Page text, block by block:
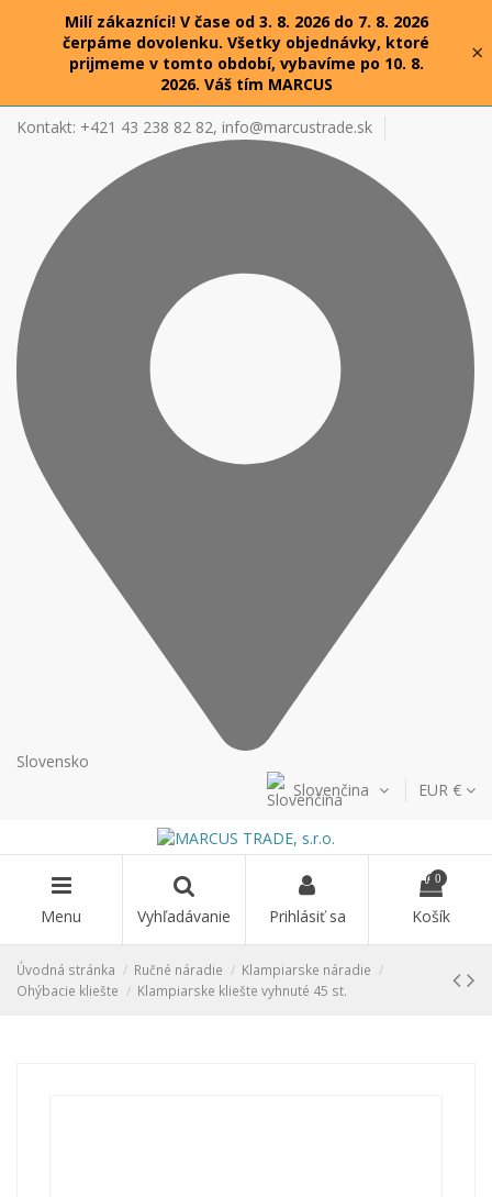
Milí zákazníci! V čase od 3. 8. 2026 do 7. 8. 2026
čerpáme dovolenku. Všetky objednávky, ktoré
prijmeme v tomto období, vybavíme po 10. 8.
2026. Váš tím MARCUS
×
Kontakt: +421 43 238 82 82, info@marcustrade.sk
Slovensko
Slovenčina
EUR €
Menu Vyhľadávanie Prihlásiť sa
0
Košík
Úvodná stránka Ručné náradie
Klampiarske náradie
Ohýbacie kliešte
Klampiarske kliešte vyhnuté 45 st.